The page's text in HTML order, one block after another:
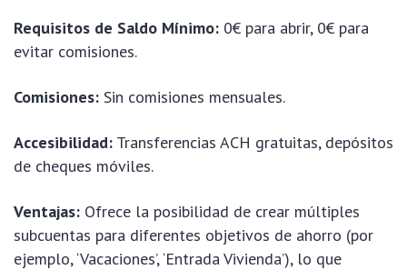
Requisitos de Saldo Mínimo: 0€ para abrir, 0€ para
evitar comisiones.
Comisiones: Sin comisiones mensuales.
Accesibilidad: Transferencias ACH gratuitas, depósitos
de cheques móviles.
Ventajas: Ofrece la posibilidad de crear múltiples
subcuentas para diferentes objetivos de ahorro (por
ejemplo, ‘Vacaciones’, ‘Entrada Vivienda’), lo que